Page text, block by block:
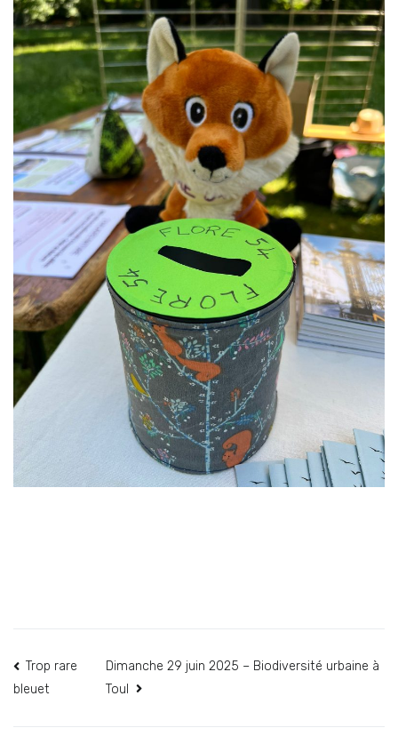
Navigation
Trop rare
bleuet
Dimanche 29 juin 2025 – Biodiversité urbaine à
Toul